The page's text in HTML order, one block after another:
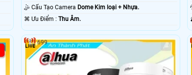
🤹 Cấu Tạo Camera Dome Kim loại + Nhựa.
️⌘ Ưu Điểm : Thu Âm.
699